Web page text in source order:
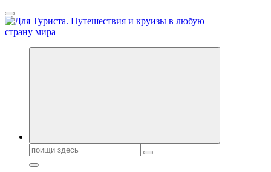
Перейти
к
содержанию
Новости туризма, куда поехать на отдых, где провести отпуск.
Поиск: